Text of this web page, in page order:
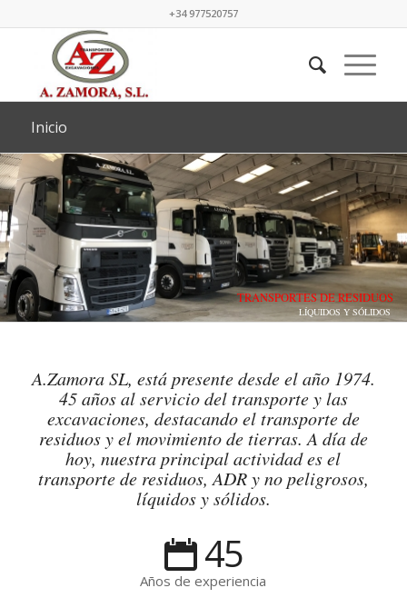
+34 977520757
Inicio
TRANSPORTES DE RESIDUOS
LÍQUIDOS Y SÓLIDOS
A.Zamora SL, está presente desde el año 1974.
45 años al servicio del transporte y las
excavaciones, destacando el transporte de
residuos y el movimiento de tierras. A día de
hoy, nuestra principal actividad es el
transporte de residuos, ADR y no peligrosos,
líquidos y sólidos.
45
Años de experiencia